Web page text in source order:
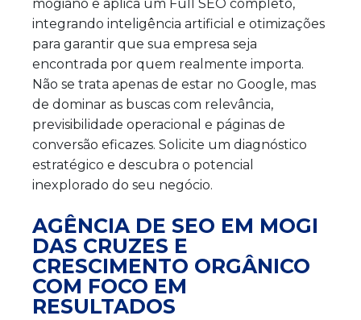
mogiano e aplica um Full SEO completo,
integrando inteligência artificial e otimizações
para garantir que sua empresa seja
encontrada por quem realmente importa.
Não se trata apenas de estar no Google, mas
de dominar as buscas com relevância,
previsibilidade operacional e páginas de
conversão eficazes. Solicite um diagnóstico
estratégico e descubra o potencial
inexplorado do seu negócio.
AGÊNCIA DE SEO EM MOGI
DAS CRUZES E
CRESCIMENTO ORGÂNICO
COM FOCO EM
RESULTADOS